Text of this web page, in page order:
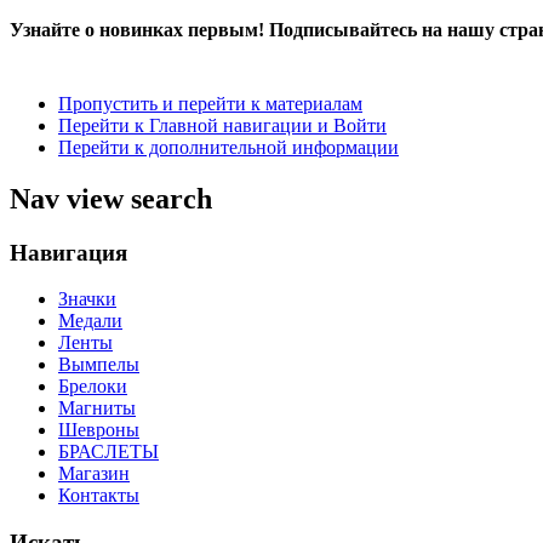
Узнайте о новинках первым! Подписывайтесь на нашу
Пропустить и перейти к материалам
Перейти к Главной навигации и Войти
Перейти к дополнительной информации
Nav view search
Навигация
Значки
Медали
Ленты
Вымпелы
Брелоки
Магниты
Шевроны
БРАСЛЕТЫ
Магазин
Контакты